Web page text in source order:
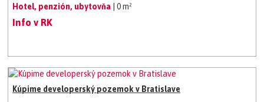
Hotel, penzión, ubytovňa
| 0 m²
Info v RK
Kúpime developerský pozemok v Bratislave